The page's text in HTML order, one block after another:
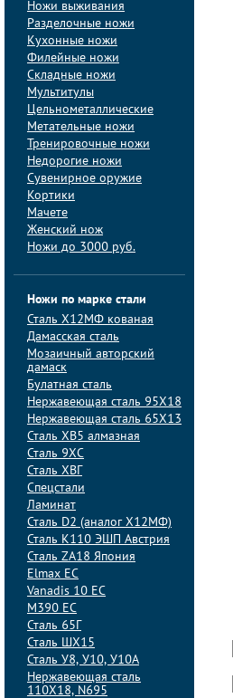
Ножи выживания
Разделочные ножи
Кухонные ножи
Филейные ножи
Складные ножи
Мультитулы
Цельнометаллические
Метательные ножи
Тренировочные ножи
Недорогие ножи
Сувенирное оружие
Кортики
Мачете
Женский нож
Ножи до 3000 руб.
Ножи по марке стали
Сталь Х12МФ кованая
Дамасская сталь
Мозаичный авторский
дамаск
Булатная сталь
Нержавеющая сталь 95Х18
Нержавеющая сталь 65Х13
Сталь ХВ5 алмазная
Сталь 9ХС
Сталь ХВГ
Спецстали
Ламинат
Сталь D2 (аналог Х12МФ)
Сталь K110 ЭШП Австрия
Сталь ZA18 Япония
Elmax ЕС
Vanadis 10 ЕС
M390 ЕС
Сталь 65Г
Сталь ШХ15
Сталь У8, У10, У10А
Нержавеющая сталь
110Х18, N695